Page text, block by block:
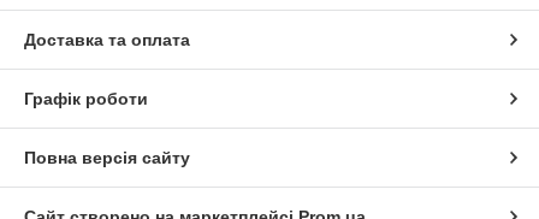
Доставка та оплата
Графік роботи
Повна версія сайту